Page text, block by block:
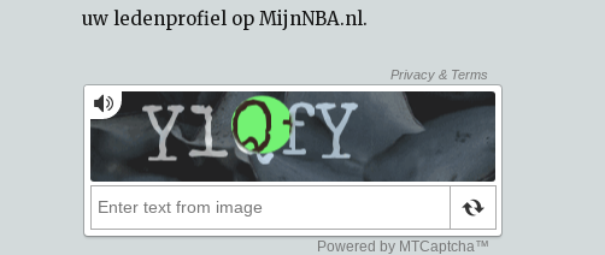
uw ledenprofiel op MijnNBA.nl.